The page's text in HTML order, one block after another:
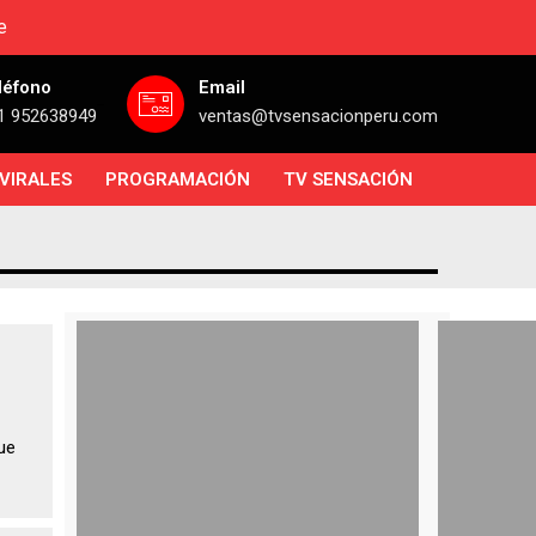
952638949
Email
ventas@tvsensacionperu.com
VIRALES PROGRAMACIÓN TV SENSACIÓN